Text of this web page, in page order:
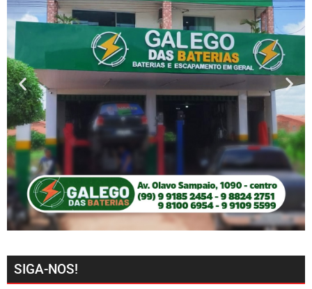
SIGA-NOS!